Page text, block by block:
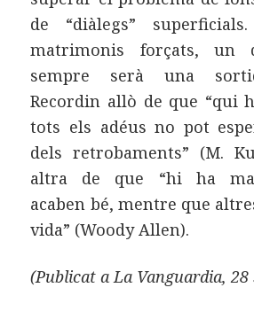
de “diàlegs”
matrimonis forçats, un
sempre serà una
Recordin allò de que “qui
tots els adéus no pot
dels retrobaments” (M.
altra de que “hi ha
acaben bé, mentre que
vida” (Woody Allen).
(Publicat a La Vanguardia, 28